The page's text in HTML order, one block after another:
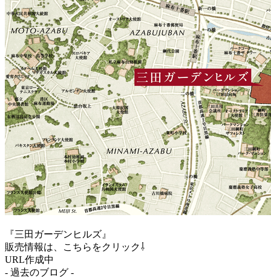
『三田ガーデンヒルズ』
販売情報は、こちらをクリック⇩
URL作成中
- 過去のブログ -